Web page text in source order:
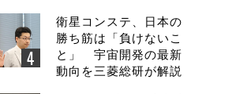
衛星コンステ、日本の
勝ち筋は「負けないこ
と」 宇宙開発の最新
動向を三菱総研が解説